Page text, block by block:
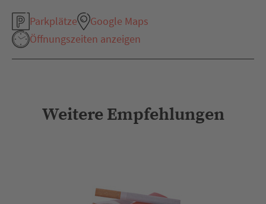
Parkplätze
Google Maps
Öffnungszeiten anzeigen
Weitere Empfehlungen